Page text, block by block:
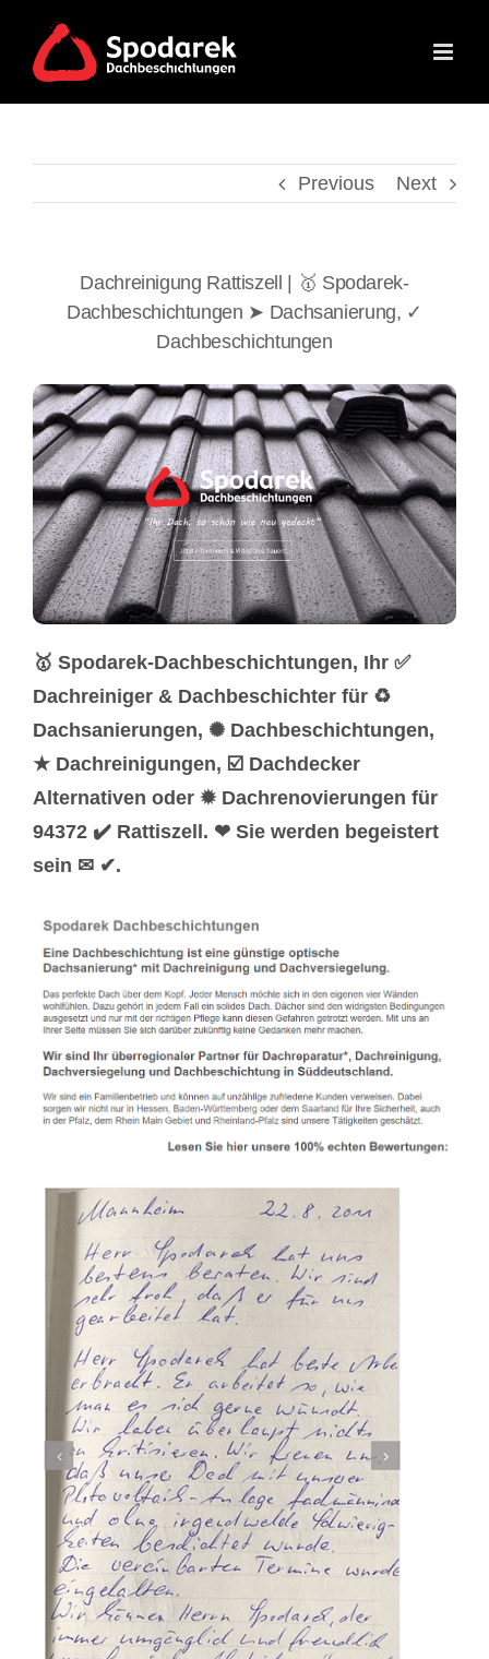
content
Previous Next
Dachreinigung Rattiszell | 🥇 Spodarek-
Dachbeschichtungen ➤ Dachsanierung, ✓
Dachbeschichtungen
🥇 Spodarek-Dachbeschichtungen, Ihr ✅
Dachreiniger & Dachbeschichter für ♻
Dachsanierungen, ✺ Dachbeschichtungen,
★ Dachreinigungen, ☑️ Dachdecker
Alternativen oder ✹ Dachrenovierungen für
94372 ✔️ Rattiszell. ❤ Sie werden begeistert
sein ✉ ✔.